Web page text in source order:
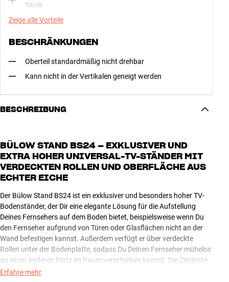
Säule
Zeige alle Vorteile
BESCHRÄNKUNGEN
Oberteil standardmäßig nicht drehbar
Kann nicht in der Vertikalen geneigt werden
BESCHREIBUNG
BÜLOW STAND BS24 – EXKLUSIVER UND
EXTRA HOHER UNIVERSAL-TV-STÄNDER MIT
VERDECKTEN ROLLEN UND OBERFLÄCHE AUS
ECHTER EICHE
Der Bülow Stand BS24 ist ein exklusiver und besonders hoher TV-
Bodenständer, der Dir eine elegante Lösung für die Aufstellung
Deines Fernsehers auf dem Boden bietet, beispielsweise wenn Du
den Fernseher aufgrund von Türen oder Glasflächen nicht an der
Wand befestigen kannst. Außerdem verfügt er über verdeckte
Rollen unter der Bodenplatte, sodass Du Deinen Fernseher mühelos
an einen anderen Platz im Raum verschieben kannst. Die Zierleiste
an der Bodenplatte ist aus echter Eiche gefertigt und kann bei
Erfahre mehr